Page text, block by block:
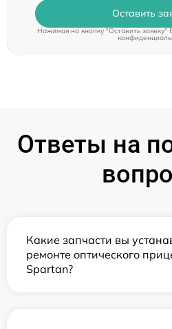
Оставить
Нажимая на кнопку "Оставить заявку"
Ответы на
Какие запчасти вы
ремонте оптического
Spartan?